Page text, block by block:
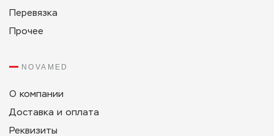
Перевязка
Прочее
NOVAMED
О компании
Доставка и оплата
Реквизиты